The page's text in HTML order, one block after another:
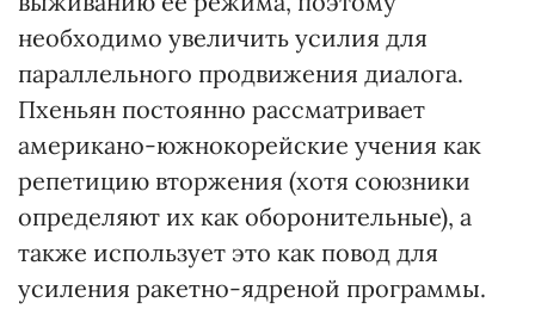
необходимо увеличить усилия для
параллельного продвижения диалога.
Пхеньян постоянно рассматривает
американо-южнокорейские учения как
репетицию вторжения (хотя союзники
определяют их как оборонительные), а
также использует это как повод для
усиления ракетно-ядреной программы.